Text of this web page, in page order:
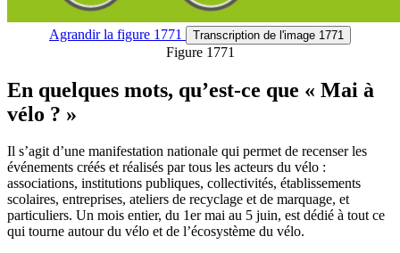
Agrandirla figure 1771 Transcription de l'image 1771
Figure 1771
En quelques mots, qu’est-ce que « Mai à
vélo ? »
Il s’agit d’une manifestation nationale qui permet de recenser les
événements créés et réalisés par tous les acteurs du vélo :
associations, institutions publiques, collectivités, établissements
scolaires, entreprises, ateliers de recyclage et de marquage, et
particuliers. Un mois entier, du 1er mai au 5 juin, est dédié à tout ce
qui tourne autour du vélo et de l’écosystème du vélo.